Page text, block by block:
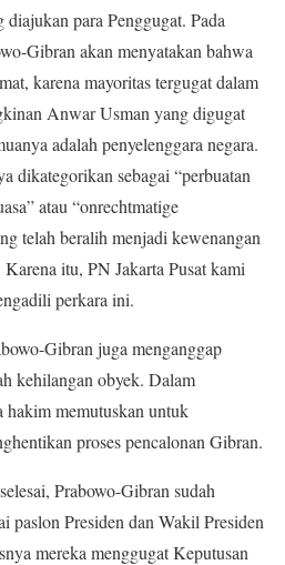
para Penggugat. Pada
Gibran akan menyatakan bahwa
karena mayoritas tergugat dalam
Anwar Usman yang digugat
adalah penyelenggara negara.
dikategorikan sebagai “perbuatan
atau “onrechtmatige
telah beralih menjadi kewenangan
itu, PN Jakarta Pusat kami
perkara ini.
Gibran juga menganggap
kehilangan obyek. Dalam
hakim memutuskan untuk
proses pencalonan Gibran.
Prabowo-Gibran sudah
paslon Presiden dan Wakil Presiden
mereka menggugat Keputusan